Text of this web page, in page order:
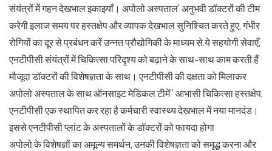
संयंत्रों में गहन देखभाल इकाइयाँ। अपोलो अस्पताल’ अनुभवी डॉक्टरों की टीम
करेगी इलाज समय पर हस्तक्षेप और व्यापक देखभाल सुनिश्चित करते हुए, गंभीर
रोगियों का दूर से प्रबंधन करें उन्नत प्रौद्योगिकी के माध्यम से.ये सहयोगी सेवाएँ,
एनटीपीसी संयंत्रों में चिकित्सा परिदृश्य को बढ़ाने के साथ-साथ काम करती हैं
मौजूदा डॉक्टरों की विशेषज्ञता के साथ। एनटीपीसी की दक्षता को मिलाकर
अपोलो अस्पताल के साथ ऑनसाइट मेडिकल टीमें” आभासी चिकित्सा हस्तक्षेप,
एनटीपीसी एक स्थापित कर रहा है कर्मचारी स्वास्थ्य देखभाल में नया मानदंड।
इससे एनटीपीसी प्लांट के अस्पतालों के डॉक्टरों को फायदा होगा
अपोलो के विशेषज्ञों का अमूल्य समर्थन, उनकी विशेषज्ञता को समृद्ध करना और